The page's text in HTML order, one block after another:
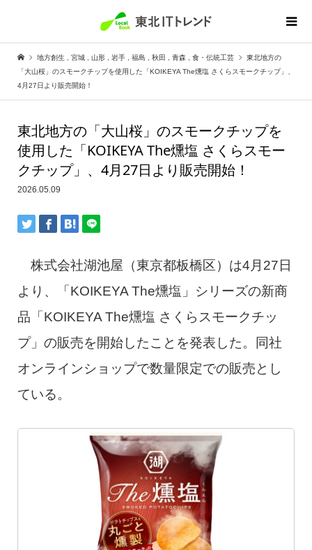
地方創生 宮城 山形 岩手 福島 秋田 青森 食・伝統工芸
東北地方の
「大山桜」のスモークチップを使用した「KOIKEYA The燻塩 さくらスモークチップ」、
4月27日より販売開始！
東北地方の「大山桜」のスモークチップを
使用した「KOIKEYA The燻塩 さくらスモー
クチップ」、4月27日より販売開始！
2026.05.09
株式会社湖池屋（東京都板橋区）は4月27日
より、「KOIKEYA The燻塩」シリーズの新商
品「KOIKEYA The燻塩 さくらスモークチッ
プ」の販売を開始したことを発表した。同社
オンラインショップで数量限定での販売とし
ている。